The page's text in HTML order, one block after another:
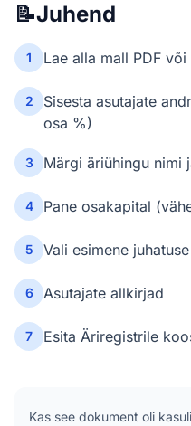
📝Juhend
1 Lae alla mall PDF või
2
Sisesta asutajate
osa %)
3 Märgi äriühingu nimi
4 Pane osakapital
5 Vali esimene
6 Asutajate allkirjad
7 Esita Äriregistrile
Kas see dokument oli